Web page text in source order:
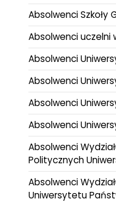
Absolwenci Szkoły
Absolwenci uczelni
Absolwenci
Absolwenci
Absolwenci
Absolwenci
Absolwenci
Politycznych
Absolwenci
Uniwersytetu